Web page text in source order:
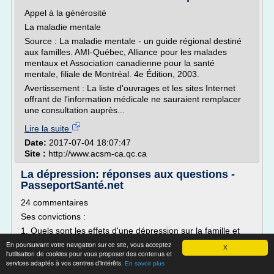
X
En poursuivant votre navigation sur ce site, vous acceptez
l'utilisation de cookies pour vous proposer des contenus et
services adaptés à vos centres d'intérêts. En savoir plus
Appel à la générosité
La maladie mentale
Source : La maladie mentale - un guide régional destiné
aux familles. AMI-Québec, Alliance pour les malades
mentaux et Association canadienne pour la santé
mentale, filiale de Montréal. 4e Édition, 2003.
Avertissement : La liste d'ouvrages et les sites Internet
offrant de l'information médicale ne sauraient remplacer
une consultation auprès...
Lire la suite
Date: 2017-07-04 18:07:47
Site : http://www.acsm-ca.qc.ca
La dépression: réponses aux questions -
PasseportSanté.net
24 commentaires
Ses convictions :
1. Quels sont les effets d'une dépression sur la famille et
tout particulièrement sur des enfants âgés de moins de
5 ans? (Après 10 années maintenant - âgés de 10 ans à
15 ans, c'est-à-dire toute leur enfance.)